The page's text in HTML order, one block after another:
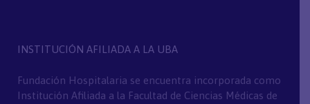
INSTITUCIÓN AFILIADA A LA UBA
Fundación Hospitalaria se encuentra incorporada como
Institución Afiliada a la Facultad de Ciencias Médicas de